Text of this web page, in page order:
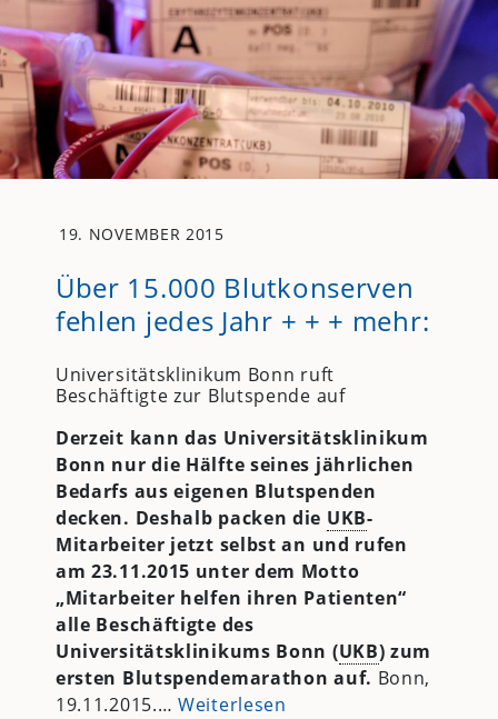
19. NOVEMBER 2015
Über 15.000 Blutkonserven
fehlen jedes Jahr + + + mehr:
Universitätsklinikum Bonn ruft
Beschäftigte zur Blutspende auf
Derzeit kann das Universitätsklinikum
Bonn nur die Hälfte seines jährlichen
Bedarfs aus eigenen Blutspenden
decken. Deshalb packen die UKB-
Mitarbeiter jetzt selbst an und rufen
am 23.11.2015 unter dem Motto
„Mitarbeiter helfen ihren Patienten“
alle Beschäftigte des
Universitätsklinikums Bonn (UKB) zum
ersten Blutspendemarathon auf. Bonn,
19.11.2015.…Weiterlesen